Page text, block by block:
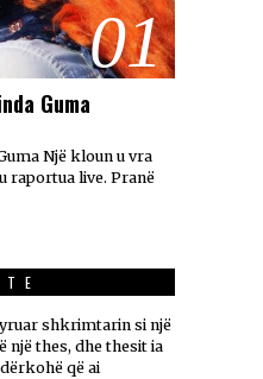
01
Guma
Një kloun u vra
raportua live. Pranë
shkrimtarin si një
një thes, dhe thesit ia
që ai